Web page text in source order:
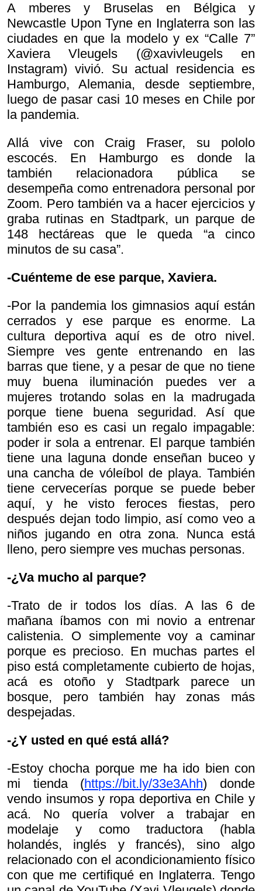
A mberes y Bruselas en Bélgica y
Newcastle Upon Tyne en Inglaterra son las
ciudades en que la modelo y ex “Calle 7”
Xaviera Vleugels (@xavivleugels en
Instagram) vivió. Su actual residencia es
Hamburgo, Alemania, desde septiembre,
luego de pasar casi 10 meses en Chile por
la pandemia.
Allá vive con Craig Fraser, su pololo
escocés. En Hamburgo es donde la
también relacionadora pública se
desempeña como entrenadora personal por
Zoom. Pero también va a hacer ejercicios y
graba rutinas en Stadtpark, un parque de
148 hectáreas que le queda “a cinco
minutos de su casa”.
-Cuénteme de ese parque, Xaviera.
-Por la pandemia los gimnasios aquí están
cerrados y ese parque es enorme. La
cultura deportiva aquí es de otro nivel.
Siempre ves gente entrenando en las
barras que tiene, y a pesar de que no tiene
muy buena iluminación puedes ver a
mujeres trotando solas en la madrugada
porque tiene buena seguridad. Así que
también eso es casi un regalo impagable:
poder ir sola a entrenar. El parque también
tiene una laguna donde enseñan buceo y
una cancha de vóleíbol de playa. También
tiene cervecerías porque se puede beber
aquí, y he visto feroces fiestas, pero
después dejan todo limpio, así como veo a
niños jugando en otra zona. Nunca está
lleno, pero siempre ves muchas personas.
-¿Va mucho al parque?
-Trato de ir todos los días. A las 6 de
mañana íbamos con mi novio a entrenar
calistenia. O simplemente voy a caminar
porque es precioso. En muchas partes el
piso está completamente cubierto de hojas,
acá es otoño y Stadtpark parece un
bosque, pero también hay zonas más
despejadas.
-¿Y usted en qué está allá?
-Estoy chocha porque me ha ido bien con
mi tienda (https://bit.ly/33e3Ahh) donde
vendo insumos y ropa deportiva en Chile y
acá. No quería volver a trabajar en
modelaje y como traductora (habla
holandés, inglés y francés), sino algo
relacionado con el acondicionamiento físico
con que me certifiqué en Inglaterra. Tengo